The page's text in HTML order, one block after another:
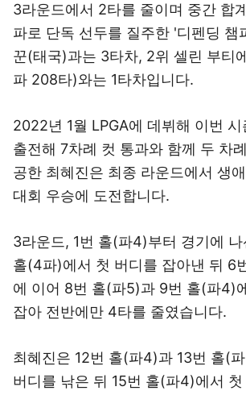
3라운드에서 2타를 줄이며 중간 합
파로 단독 선두를 질주한 '디펜딩 챔
꾼(태국)과는 3타차, 2위 셀린 부티
파 208타)와는 1타차입니다.
2022년 1월 LPGA에 데뷔해 이번
출전해 7차례 컷 통과와 함께 두 차
공한 최혜진은 최종 라운드에서 생
대회 우승에 도전합니다.
3라운드, 1번 홀(파4)부터 경기에
홀(4파)에서 첫 버디를 잡아낸 뒤 6
에 이어 8번 홀(파5)과 9번 홀(파4)
잡아 전반에만 4타를 줄였습니다.
최혜진은 12번 홀(파4)과 13번 홀(
버디를 낚은 뒤 15번 홀(파4)에서 첫